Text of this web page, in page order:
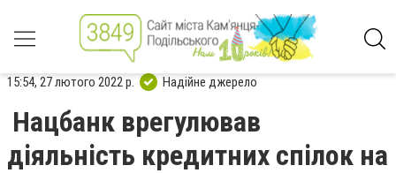
15:54, 27 лютого 2022 р. Надійне джерело
Нацбанк врегулював
діяльність кредитних спілок на